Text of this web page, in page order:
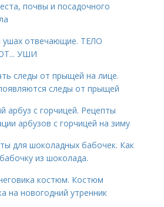
почвы и посадочного
ушах отвечающие. ТЕЛО
УШИ
следы от прыщей на лице.
следы от прыщей
арбуз с горчицей. Рецепты
арбузов с горчицей на зиму
для шоколадных бабочек. Как
из шоколада.
костюм. Костюм
на новогодний утренник